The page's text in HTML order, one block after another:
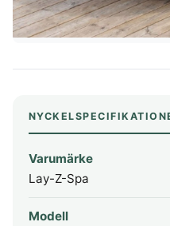
Varumärke
Lay-Z-Spa
Modell